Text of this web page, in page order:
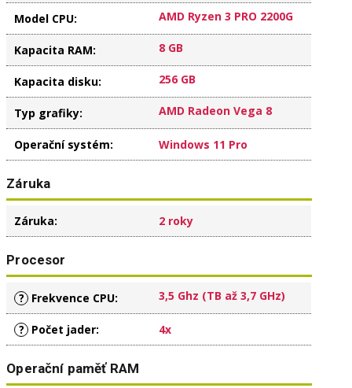
Model CPU: AMD Ryzen 3 PRO 2200G
Kapacita RAM: 8 GB
Kapacita disku: 256 GB
Typ grafiky: AMD Radeon Vega 8
Operační systém: Windows 11 Pro
Záruka
Záruka: 2 roky
Procesor
? Frekvence CPU: 3,5 Ghz (TB až 3,7 GHz)
? Počet jader: 4x
Operační paměť RAM